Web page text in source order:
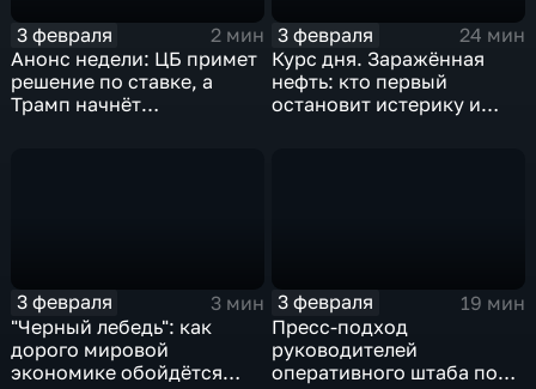
3 февраля
2 мин
Анонс недели: ЦБ примет
решение по ставке, а
Трамп начнёт
3 февраля
24 мин
Курс дня. Заражённая
нефть: кто первый
остановит истерику и
3 февраля
3 мин
"Черный лебедь": как
дорого мировой
экономике обойдётся
3 февраля
19 мин
Пресс-подход
руководителей
оперативного штаба по